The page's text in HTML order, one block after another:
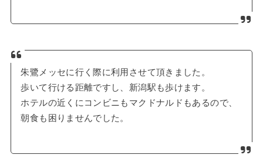
朱鷺メッセに行く際に利用させて頂きました。
歩いて行ける距離ですし、新潟駅も歩けます。
ホテルの近くにコンビニもマクドナルドもあるので、
朝食も困りませんでした。